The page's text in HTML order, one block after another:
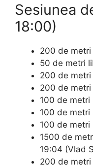
Sesiunea
18:00)
200 de metri
50 de metri
200 de metri
200 de metri
100 de metri
100 de metri
100 de metri
1500 de
19:04 (Vlad
200 de metri